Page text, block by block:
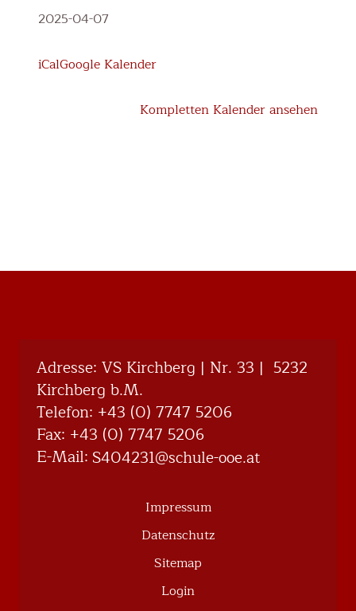
Haltungsturnen
Klasse
2025-04-07
iCalGoogle Kalender
Kompletten Kalender ansehen
Adresse: VS Kirchberg | Nr. 33 | 5232
Kirchberg b.M.
Telefon: +43 (0) 7747 5206
Fax: +43 (0) 7747 5206
E-Mail:
ta.eoo-eluhcs
@132404S
Impressum
Datenschutz
Sitemap
Login